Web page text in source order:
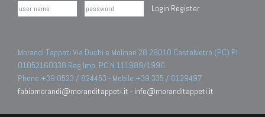
Login Register
Morandi Tappeti Via Duchi e Molinari 28 29010 Castelvetro (PC) PI
01052160338 Reg.Imp. PC N.111989/1996.
Phone +39 0523 / 824453 - Mobile +39 335 / 6129497
fabiomorandi@moranditappeti.it - info@moranditappeti.it